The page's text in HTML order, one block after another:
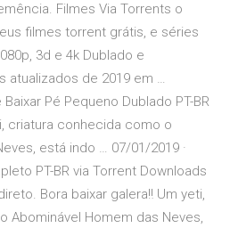
Filmes Via Torrents o
filmes torrent grátis, e séries
3d e 4k Dublado e
atualizados de 2019 em …
Pé Pequeno Dublado PT-BR
criatura conhecida como o
está indo … 07/01/2019 ·
PT-BR via Torrent Downloads
Bora baixar galera‼ Um yeti,
Abominável Homem das Neves,